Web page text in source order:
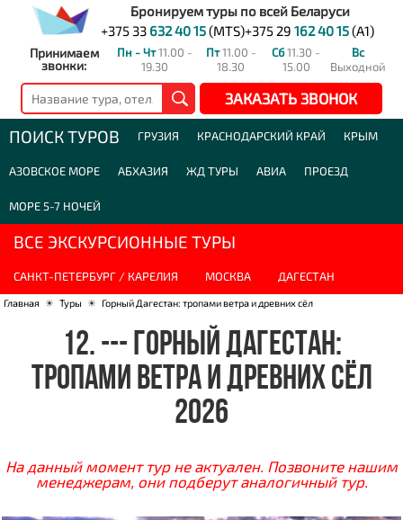
Бронируем туры по всей Беларуси
+375 33 632 40 15(MTS)+375 29 162 40 15(A1)
Принимаем
звонки:
Пн - Чт11.00 -
19.30
Пт11.00 -
18.30
Сб11.30 -
15.00
Вс
Выходной
ЗАКАЗАТЬ ЗВОНОК
ПОИСК ТУРОВ ГРУЗИЯ КРАСНОДАРСКИЙ КРАЙ КРЫМ
АЗОВСКОЕ МОРЕ АБХАЗИЯ ЖД ТУРЫ АВИА ПРОЕЗД
МОРЕ 5-7 НОЧЕЙ
ВСЕ ЭКСКУРСИОННЫЕ ТУРЫ
САНКТ-ПЕТЕРБУРГ / КАРЕЛИЯ МОСКВА ДАГЕСТАН
Главная ☀ Туры ☀ Горный Дагестан: тропами ветра и древних сёл
12. --- ГОРНЫЙ ДАГЕСТАН:
ТРОПАМИ ВЕТРА И ДРЕВНИХ СЁЛ
2026
На данный момент тур не актуален. Позвоните нашим
менеджерам, они подберут аналогичный тур.